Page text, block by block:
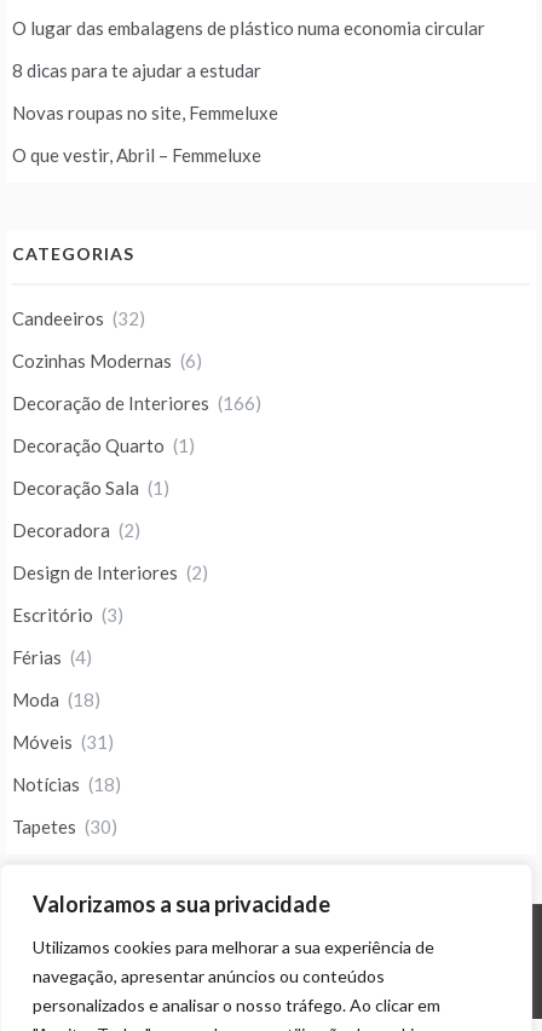
Valorizamos a sua privacidade
Utilizamos cookies para melhorar a sua experiência de
navegação, apresentar anúncios ou conteúdos
personalizados e analisar o nosso tráfego. Ao clicar em
O lugar das embalagens de plástico numa economia circular
8 dicas para te ajudar a estudar
Novas roupas no site, Femmeluxe
O que vestir, Abril – Femmeluxe
CATEGORIAS
Candeeiros (32)
Cozinhas Modernas (6)
Decoração de Interiores (166)
Decoração Quarto (1)
Decoração Sala (1)
Decoradora (2)
Design de Interiores (2)
Escritório (3)
Férias (4)
Moda (18)
Móveis (31)
Notícias (18)
Tapetes (30)
© ALL RIGHTS RESERVED 2023 THEME: PROMOS BY